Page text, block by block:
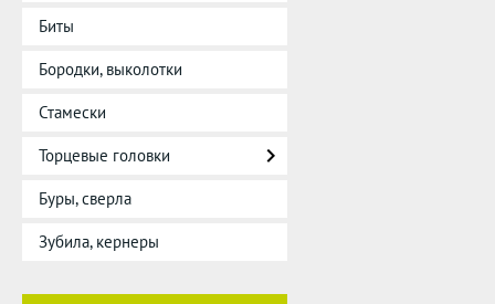
Биты
Бородки, выколотки
Стамески
Торцевые головки
Буры, сверла
Зубила, кернеры